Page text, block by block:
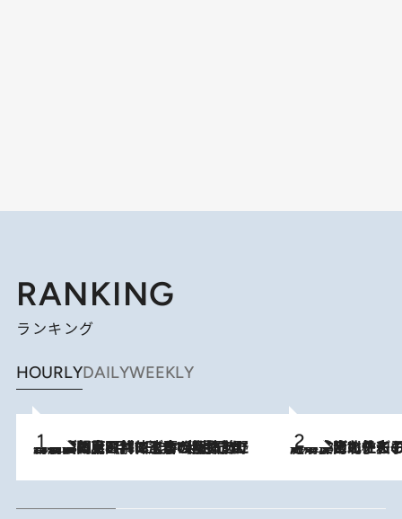
RANKING
ランキング
HOURLYDAILYWEEKLY
2026.8.8
「最後に見られてよかった」上野動物園の東園パンダ舎が解体前に特別公開。8月16日まで延長されたパネル展と共に辿る“半世紀”のパンダ飼育《解体工事の図面あり》 2026.8.3
《「文士の子ども被害者の会」発足！》阿川佐和子（72）が語る遠藤周作に北杜夫、劇作家・矢代静一の子どもたちの“文豪プライベート事件簿”